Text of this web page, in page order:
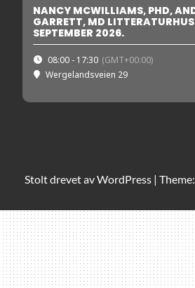
NANCY MCWILLIAMS, PHD,
GARRETT, MD
SEPTEMBER 2026.
08:00 - 17:30 (GMT+00:00)
Wergelandsveien 29
Stolt drevet avWordPress |